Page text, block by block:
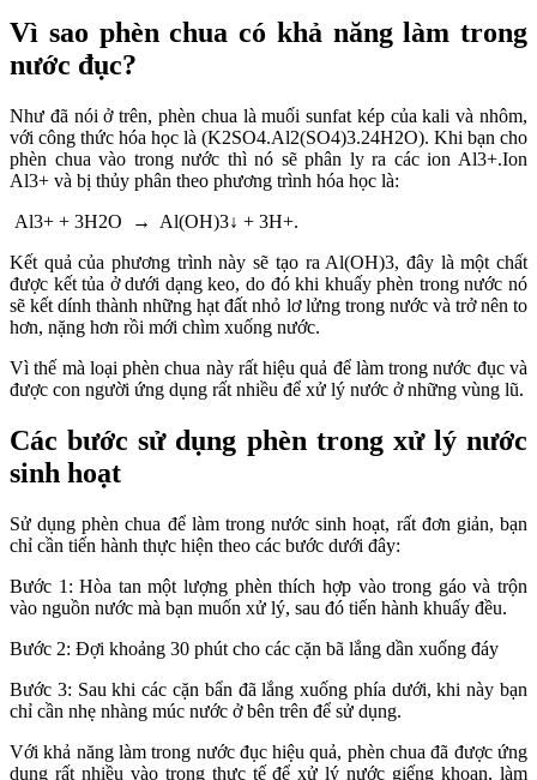
Vì sao phèn chua có khả năng làm trong
nước đục?
Như đã nói ở trên, phèn chua là muối sunfat kép của kali và nhôm,
với công thức hóa học là (K2SO4.Al2(SO4)3.24H2O). Khi bạn cho
phèn chua vào trong nước thì nó sẽ phân ly ra các ion Al3+.Ion
Al3+ và bị thủy phân theo phương trình hóa học là:
Al3+ + 3H2O → Al(OH)3↓ + 3H+.
Kết quả của phương trình này sẽ tạo ra Al(OH)3, đây là một chất
được kết tủa ở dưới dạng keo, do đó khi khuấy phèn trong nước nó
sẽ kết dính thành những hạt đất nhỏ lơ lửng trong nước và trở nên to
hơn, nặng hơn rồi mới chìm xuống nước.
Vì thế mà loại phèn chua này rất hiệu quả để làm trong nước đục và
được con người ứng dụng rất nhiều để xử lý nước ở những vùng lũ.
Các bước sử dụng phèn trong xử lý nước
sinh hoạt
Sử dụng phèn chua để làm trong nước sinh hoạt, rất đơn giản, bạn
chỉ cần tiến hành thực hiện theo các bước dưới đây:
Bước 1: Hòa tan một lượng phèn thích hợp vào trong gáo và trộn
vào nguồn nước mà bạn muốn xử lý, sau đó tiến hành khuấy đều.
Bước 2: Đợi khoảng 30 phút cho các cặn bã lắng dần xuống đáy
Bước 3: Sau khi các cặn bẩn đã lắng xuống phía dưới, khi này bạn
chỉ cần nhẹ nhàng múc nước ở bên trên để sử dụng.
Với khả năng làm trong nước đục hiệu quả, phèn chua đã được ứng
dụng rất nhiều vào trong thực tế để xử lý nước giếng khoan, làm